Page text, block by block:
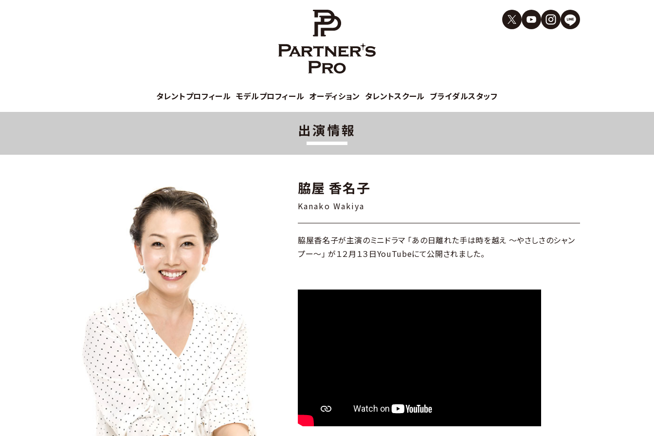
タレントプロフィール モデルプロフィール オーディション タレントスクール ブライダルスタッフ
出演情報
脇屋 香名子
Kanako Wakiya
脇屋香名子が主演のミニドラマ 「あの日離れた手は時を越え ～やさしさのシャン
プー～」 が１２月１３日YouTubeにて公開されました。